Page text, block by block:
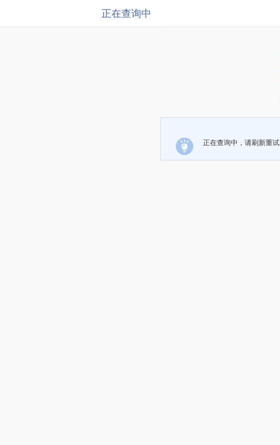
正在查询中
正在查询中，请刷新重试